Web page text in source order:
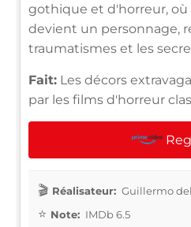
gothique et d'horreur,
devient un personnage,
traumatismes et les
Fait: Les décors
par les films d'horreur
Réalisateur: Guillermo
Note: IMDb 6.5